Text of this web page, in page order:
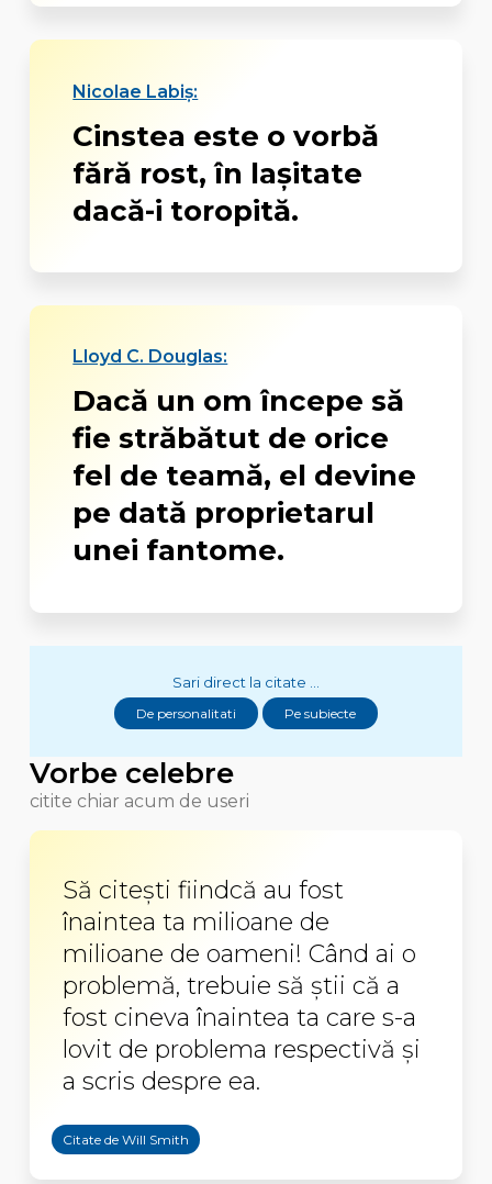
Nicolae Labiș:
Cinstea este o vorbă
fără rost, în laşitate
dacă-i toropită.
Lloyd C. Douglas:
Dacă un om începe să
fie străbătut de orice
fel de teamă, el devine
pe dată proprietarul
unei fantome.
Sari direct la citate ...
De personalitati Pe subiecte
Vorbe celebre
citite chiar acum de useri
Să citeşti fiindcă au fost
înaintea ta milioane de
milioane de oameni! Când ai o
problemă, trebuie să ştii că a
fost cineva înaintea ta care s-a
lovit de problema respectivă şi
a scris despre ea.
Citate de Will Smith